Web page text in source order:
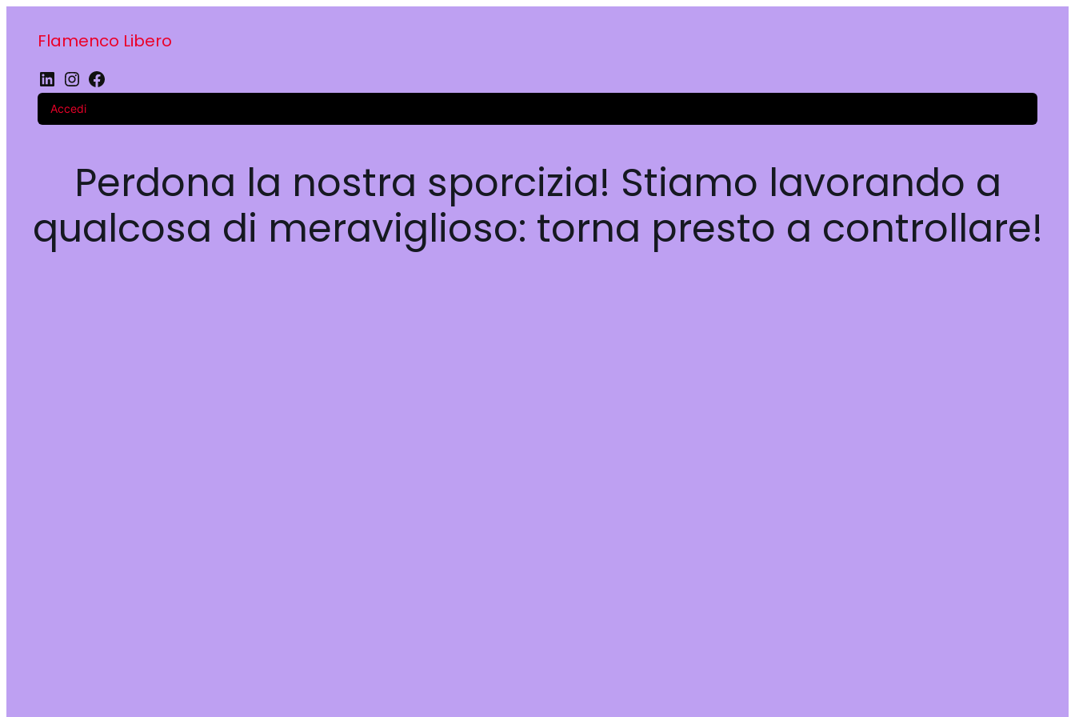
Flamenco Libero
LinkedIn
Instagram
Facebook
Accedi
Perdona la nostra sporcizia! Stiamo lavorando a
qualcosa di meraviglioso: torna presto a controllare!